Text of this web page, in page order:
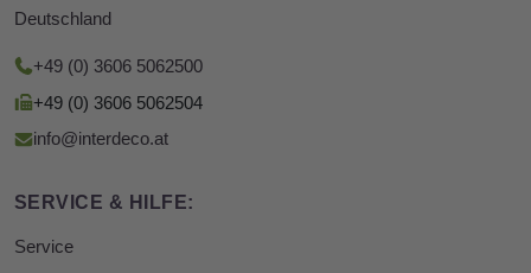
Deutschland
+49 (0) 3606 5062500
+49 (0) 3606 5062504
info@interdeco.at
SERVICE & HILFE:
Service